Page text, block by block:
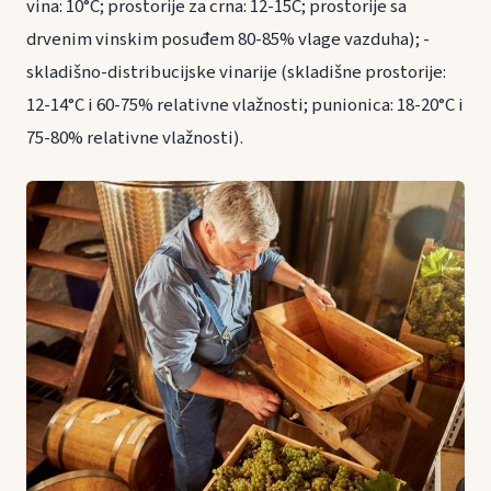
vina: 10°C; prostorije za crna: 12-15C; prostorije sa
drvenim vinskim posuđem 80-85% vlage vazduha); -
skladišno-distribucijske vinarije (skladišne prostorije:
12-14°C i 60-75% relativne vlažnosti; punionica: 18-20°C i
75-80% relativne vlažnosti).